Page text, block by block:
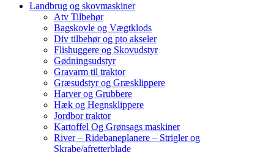
Landbrug og skovmaskiner
Atv Tilbehør
Bagskovle og Vægtklods
Div tilbehør og pto akseler
Flishuggere og Skovudstyr
Gødningsudstyr
Gravarm til traktor
Græsudstyr og Græsklippere
Harver og Grubbere
Hæk og Hegnsklippere
Jordbor traktor
Kartoffel Og Grønsags maskiner
River – Ridebaneplanere – Strigler og
Skrabe/afretterblade